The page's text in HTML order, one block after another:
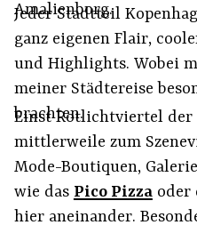
Amalienborg.
Jeder Stadtteil
ganz eigenen Flair,
und Highlights. Wobei
meiner Städtereise
brachten.
Einst Rotlichtviertel der
mittlerweile zum
Mode-Boutiquen,
wie das Pico Pizzaoder
hier aneinander.